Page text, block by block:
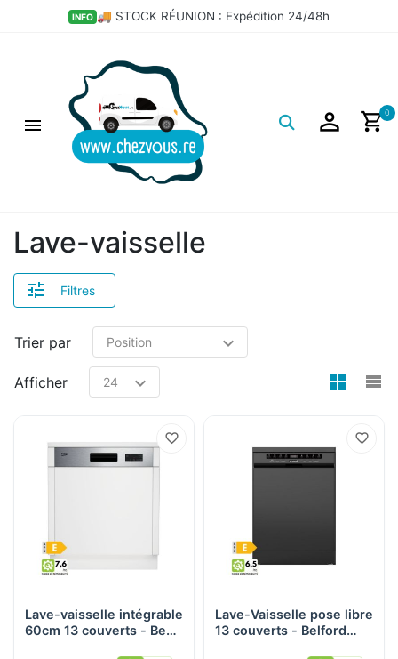
HOT 💣 LES BONS PLANS DÉPÔT
0
Lave-vaisselle
Filtres
Trier par
Afficher
Lave-vaisselle intégrable
60cm 13 couverts - Beko
Lave-Vaisselle pose libre
13 couverts - Belford
×